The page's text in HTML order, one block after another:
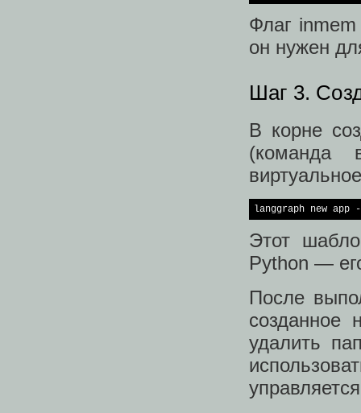
Флаг
он нужен
Шаг 3.
В корне
(команда
langgraph new app
Этот
Python —
После
созданное
удалить